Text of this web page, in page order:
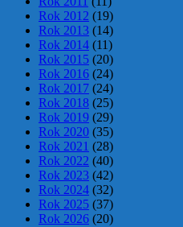
Rok 2012 (19)
Rok 2013 (14)
Rok 2014 (11)
Rok 2015 (20)
Rok 2016 (24)
Rok 2017 (24)
Rok 2018 (25)
Rok 2019 (29)
Rok 2020 (35)
Rok 2021 (28)
Rok 2022 (40)
Rok 2023 (42)
Rok 2024 (32)
Rok 2025 (37)
Rok 2026 (20)